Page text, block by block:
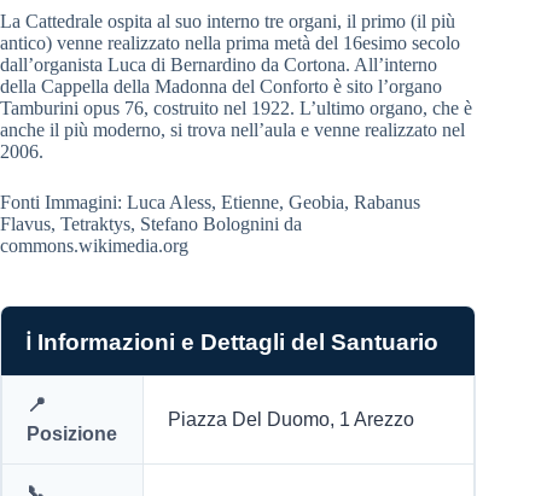
La Cattedrale ospita al suo interno tre organi, il primo (il più
antico) venne realizzato nella prima metà del 16esimo secolo
dall’organista Luca di Bernardino da Cortona. All’interno
della Cappella della Madonna del Conforto è sito l’organo
Tamburini opus 76, costruito nel 1922. L’ultimo organo, che è
anche il più moderno, si trova nell’aula e venne realizzato nel
2006.
Fonti Immagini: Luca Aless, Etienne, Geobia, Rabanus
Flavus, Tetraktys, Stefano Bolognini da
commons.wikimedia.org
ℹ️ Informazioni e Dettagli del Santuario
📍
Posizione
Piazza Del Duomo, 1 Arezzo